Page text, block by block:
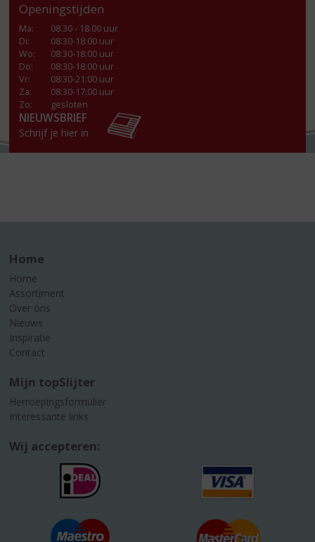
Openingstijden
Ma:
08.30 - 18.00 uur
Di:
08:30-18:00 uur
Wo:
08:30-18:00 uur
Do:
08:30-18:00 uur
Vr:
08:30-21:00 uur
Za:
08:30-17:00 uur
Zo:
gesloten
NIEUWSBRIEF
Schrijf je hier in
Home
Home
Assortiment
Over ons
Nieuws
Inspiratie
Contact
Mijn topSlijter
Herroepingsformulier
Interessante links
Wij accepteren: